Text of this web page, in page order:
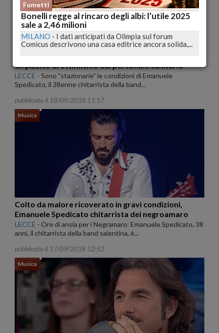
un pizzico di ottimismo dal personale sanitario
LECCE - Sono "stazionarie" le condizioni di Emanuele
Spedicato, il 38enne chitarrista della band...
pubblicato il 18/09/2018 11:17
Musica
Colto da malore ricoverato in gravi condizioni,
Emanuele Spedicato chitarrista dei negroamaro
LECCE - Ore di ansia per i Negramaro: Emanuele Spedicato, 38
anni, il chitarrista della band salentina, è...
pubblicato il 17/09/2018 12:52
Musica
Fumetti
Bonelli regge al rincaro degli albi: l’utile 2025
sale a 2,46 milioni
MILANO - I dati anticipati da Olimpia sul forum
Comicus descrivono una casa editrice ancora solida,...